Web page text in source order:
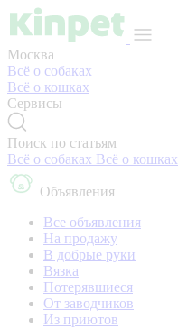
Москва
Всё о собаках
Всё о кошках
Сервисы
Поиск по статьям
Всё о собаках Всё о кошках
Объявления
Все объявления
На продажу
В добрые руки
Вязка
Потерявшиеся
От заводчиков
Из приютов